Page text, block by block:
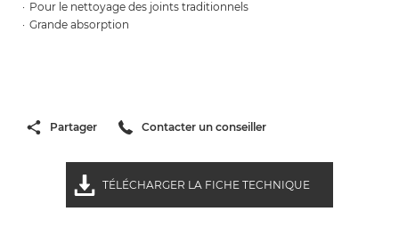
Pour le nettoyage des joints traditionnels
Grande absorption
Partager Contacter un conseiller
TÉLÉCHARGER LA FICHE TECHNIQUE